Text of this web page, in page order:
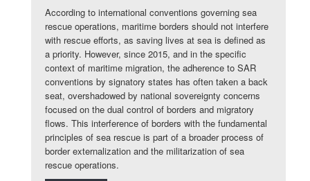
According to international conventions governing sea
rescue operations, maritime borders should not interfere
with rescue efforts, as saving lives at sea is defined as
a priority. However, since 2015, and in the specific
context of maritime migration, the adherence to SAR
conventions by signatory states has often taken a back
seat, overshadowed by national sovereignty concerns
focused on the dual control of borders and migratory
flows. This interference of borders with the fundamental
principles of sea rescue is part of a broader process of
border externalization and the militarization of sea
rescue operations.